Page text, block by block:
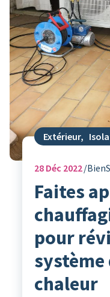
Extérieur,
28Déc 2022
Faites
pour
système
chaleur